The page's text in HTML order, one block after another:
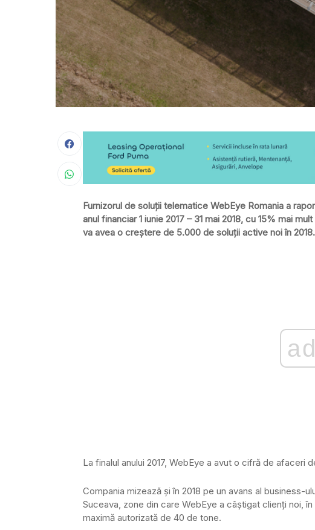
Furnizorul de soluţii telematice WebEye Romania a
anul financiar 1 iunie 2017 – 31 mai 2018, cu 15% mai
va avea o creştere de 5.000 de soluţii active noi în 2018.
ad
La finalul anului 2017, WebEye a avut o cifră de afaceri
Compania mizează şi în 2018 pe un avans al business-
Suceava, zone din care WebEye a câştigat clienţi noi,
maximă autorizată de 40 de tone.